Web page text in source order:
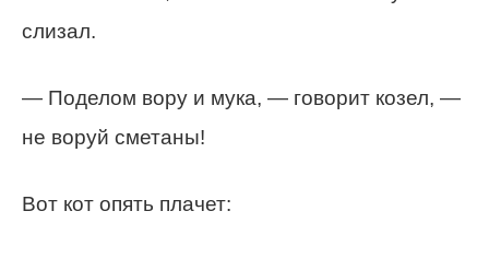
слизал.
— Поделом вору и мука, — говорит козел, —
не воруй сметаны!
Вот кот опять плачет: